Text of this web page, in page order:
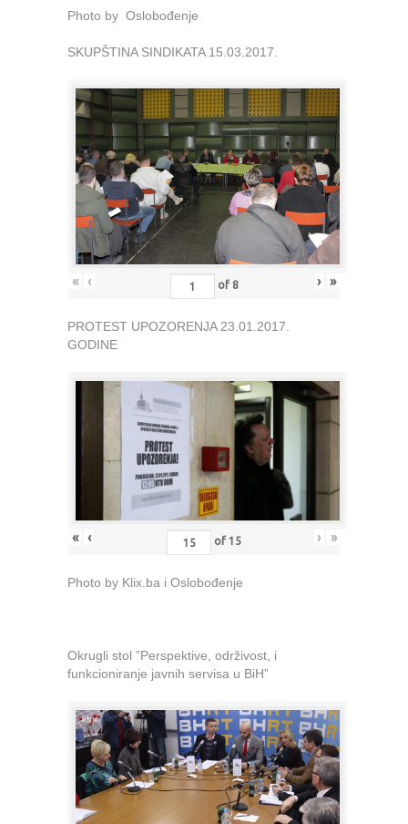
Photo by Oslobođenje
SKUPŠTINA SINDIKATA 15.03.2017.
« ‹ of 8 › »
PROTEST UPOZORENJA 23.01.2017.
GODINE
« ‹ of 15 › »
Photo by Klix.ba i Oslobođenje
Okrugli stol ”Perspektive, održivost, i
funkcioniranje javnih servisa u BiH”